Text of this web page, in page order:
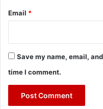
Email *
Save my name, email,
time I comment.